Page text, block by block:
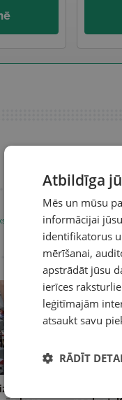
Atbildīga
Mēs un mūsu
informācijai
identifikatorus
mērīšanai,
apstrādāt jūsu
ierīces
leģitīmajām
atsaukt savu
RĀDĪT